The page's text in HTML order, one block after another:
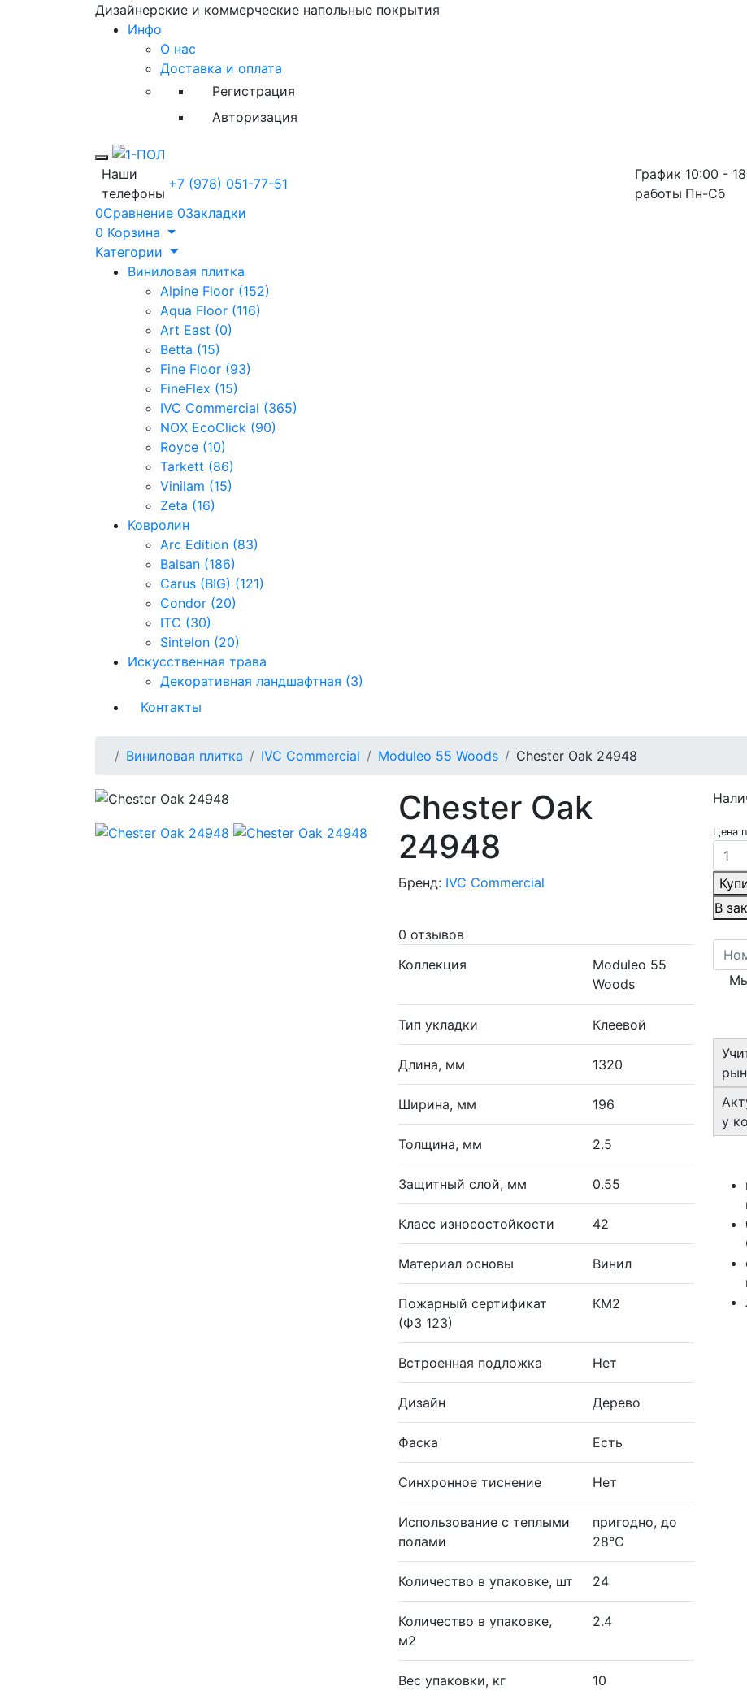
Дизайнерские и коммерческие напольные покрытия
Инфо
О нас
Доставка и оплата
Регистрация
Авторизация
Toggle mobile menu
Наши
телефоны
+7 (978) 051-77-51
График
работы
10:00 -
Пн-Сб
0Сравнение 0Закладки
0 Корзина
Категории
Виниловая плитка
Alpine Floor (152)
Aqua Floor (116)
Art East (0)
Betta (15)
Fine Floor (93)
FineFlex (15)
IVC Commercial (365)
NOX EcoClick (90)
Royce (10)
Tarkett (86)
Vinilam (15)
Zeta (16)
Ковролин
Arc Edition (83)
Balsan (186)
Carus (BIG) (121)
Condor (20)
ITC (30)
Sintelon (20)
Искусственная трава
Декоративная ландшафтная (3)
Контакты
Виниловая плитка IVC Commercial Moduleo 55 Woods Chester Oak 24948
Chester Oak
24948
Бренд: IVC Commercial
0 отзывов
Коллекция
Moduleo 55
Woods
Тип укладки Клеевой
Длина, мм 1320
Ширина, мм 196
Толщина, мм 2.5
Защитный слой, мм 0.55
Класс износостойкости 42
Материал основы Винил
Пожарный сертификат
(ФЗ 123)
КМ2
Встроенная подложка Нет
Дизайн Дерево
Фаска Есть
Синхронное тиснение Нет
Использование с теплыми
полами
пригодно, до
28°С
Количество в упаковке, шт 24
Количество в упаковке,
м2
2.4
Вес упаковки, кг 10
Цена
В
у